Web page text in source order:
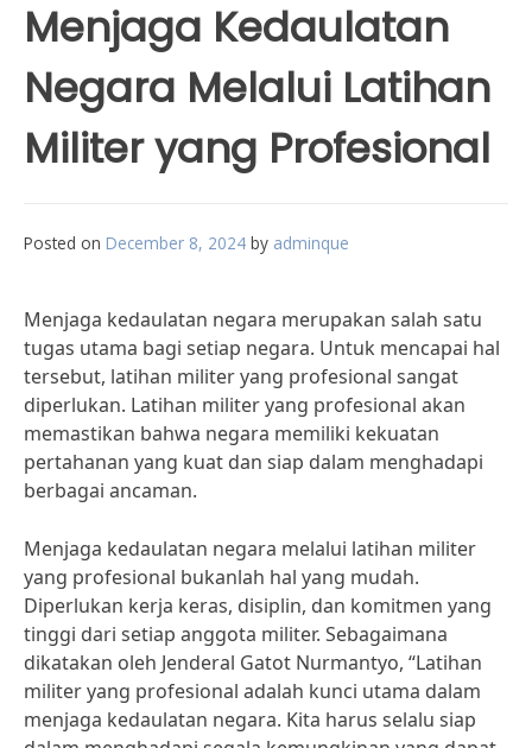
Menjaga Kedaulatan
Negara Melalui Latihan
Militer yang Profesional
Posted on December 8, 2024 by adminque
Menjaga kedaulatan negara merupakan salah satu
tugas utama bagi setiap negara. Untuk mencapai hal
tersebut, latihan militer yang profesional sangat
diperlukan. Latihan militer yang profesional akan
memastikan bahwa negara memiliki kekuatan
pertahanan yang kuat dan siap dalam menghadapi
berbagai ancaman.
Menjaga kedaulatan negara melalui latihan militer
yang profesional bukanlah hal yang mudah.
Diperlukan kerja keras, disiplin, dan komitmen yang
tinggi dari setiap anggota militer. Sebagaimana
dikatakan oleh Jenderal Gatot Nurmantyo, “Latihan
militer yang profesional adalah kunci utama dalam
menjaga kedaulatan negara. Kita harus selalu siap